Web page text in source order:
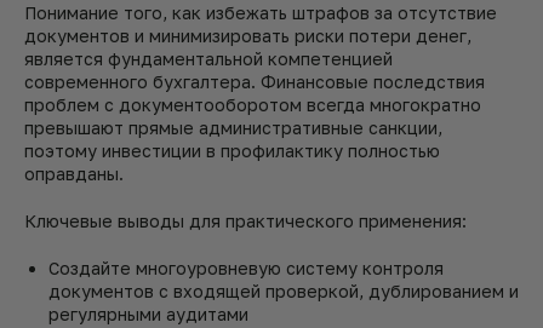
Понимание того, как избежать штрафов за отсутствие
документов и минимизировать риски потери денег,
является фундаментальной компетенцией
современного бухгалтера. Финансовые последствия
проблем с документооборотом всегда многократно
превышают прямые административные санкции,
поэтому инвестиции в профилактику полностью
оправданы.
Ключевые выводы для практического применения:
Создайте многоуровневую систему контроля
документов с входящей проверкой, дублированием и
регулярными аудитами